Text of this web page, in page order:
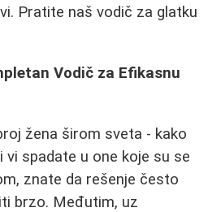
Pratite naš vodič za glatku
Vodič za Efikasnu
žena širom sveta - kako
spadate u one koje su se
znate da rešenje često
brzo. Međutim, uz